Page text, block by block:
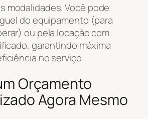
modalidades. Você pode
do equipamento (para
ou pela locação com
garantindo máxima
no serviço.
Orçamento
Agora Mesmo